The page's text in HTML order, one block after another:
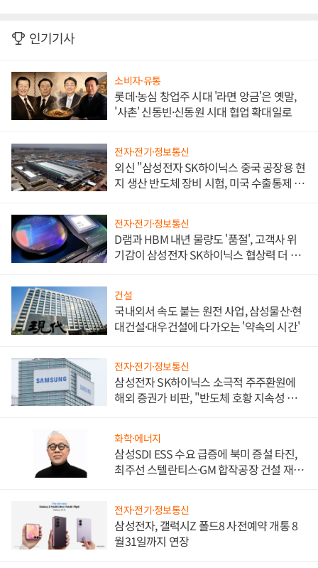
인기기사
소비자·유통
롯데·농심 창업주 시대 '라면 앙금'은 옛말,
'사촌' 신동빈·신동원 시대 협업 확대일로
전자·전기·정보통신
외신 "삼성전자 SK하이닉스 중국 공장용 현
지 생산 반도체 장비 시험, 미국 수출통제 대
전자·전기·정보통신
D램과 HBM 내년 물량도 '품절', 고객사 위
기감이 삼성전자 SK하이닉스 협상력 더 키
건설
국내외서 속도 붙는 원전 사업, 삼성물산·현
대건설·대우건설에 다가오는 '약속의 시간'
전자·전기·정보통신
삼성전자 SK하이닉스 소극적 주주환원에
해외 증권가 비판, "반도체 호황 지속성 의
화학·에너지
삼성SDI ESS 수요 급증에 북미 증설 타진,
최주선 스텔란티스·GM 합작공장 건설 재추
전자·전기·정보통신
삼성전자, 갤럭시Z 폴드8 사전예약 개통 8
월31일까지 연장